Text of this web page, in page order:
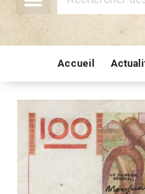
Accueil